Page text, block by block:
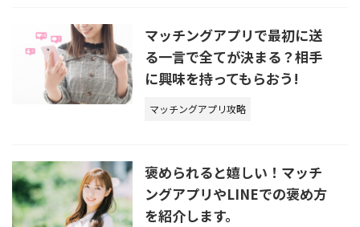
マッチングアプリで最初に送
る一言で全てが決まる？相手
に興味を持ってもらおう!
マッチングアプリ攻略
褒められると嬉しい！マッチ
ングアプリやLINEでの褒め方
を紹介します。